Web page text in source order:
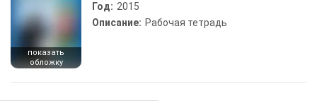
показать
обложку
Год: 2015
Описание: Рабочая тетрадь